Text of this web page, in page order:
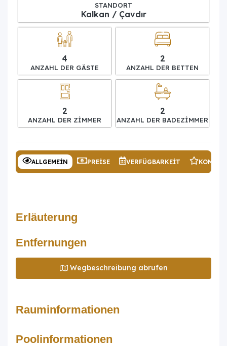
STANDORT
Kalkan / Çavdır
4
ANZAHL DER GÄSTE
2
ANZAHL DER BETTEN
2
ANZAHL DER ZIMMER
2
ANZAHL DER BADEZIMMER
ALLGEMEIN PREISE VERFÜGBARKEIT
Erläuterung
Entfernungen
Wegbeschreibung abrufen
Rauminformationen
Poolinformationen